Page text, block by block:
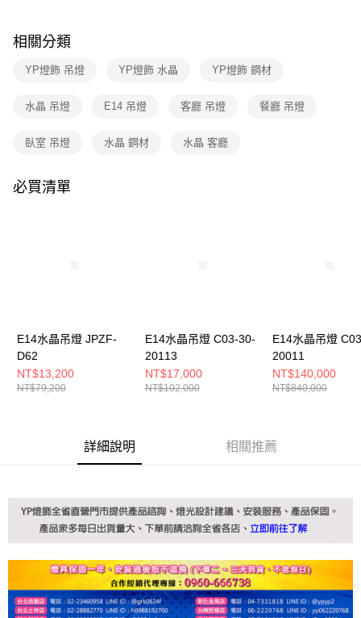
結帳頁面，進行簡訊認證並確認金額後，即可完成結帳。
３．收到繳費通知簡訊後14天內，點擊此簡訊中的連結，可透過四大超商／
※ 請注意：結帳手續完成當下不需立刻繳費，但若您需要取消訂單，請聯絡
※ 交易是否成功請以「AFTEE先享後付 」之結帳頁面顯示為準，若有關於
４．使用「AFTEE先享後付」時，將依據個別帳號之用戶狀況，依本公司即
時審查核予不同之上限額度；若仍有額度不足之情形，本公司將視審查結果
５．嚴禁一人註冊多個帳號或使用他人資訊註冊。若發現惡意使用之情形，
恩沛科技股份有限公司將有權停止該用戶之使用額度並採取法律行動。
相關分類
YP燈飾 吊燈 YP燈飾 水晶 YP燈飾 鋼材
水晶 吊燈 E14 吊燈 客廳 吊燈 餐廳 吊燈
臥室 吊燈 水晶 鋼材 水晶 客廳
必買清單
E14水晶吊燈 JPZF-
D62
NT$13,200
NT$79,200
E14水晶吊燈 C03-30-
20113
NT$17,000
NT$102,000
E14水晶吊燈
20011
NT$140,000
NT$840,000
詳細說明 相關推薦